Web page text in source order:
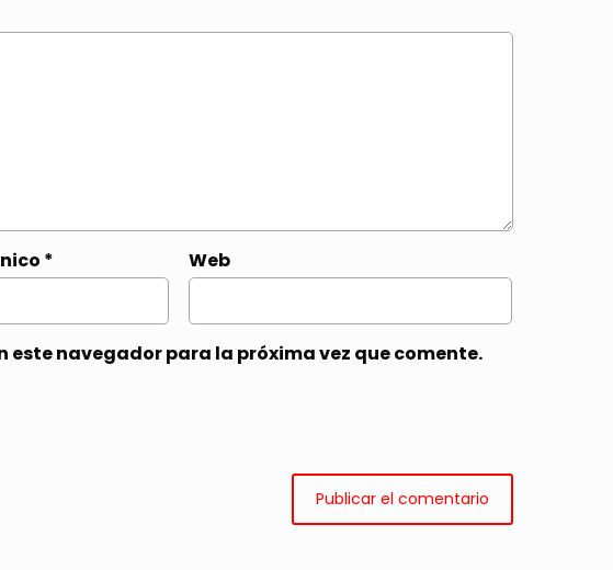
* Web
este navegador para la próxima vez que comente.